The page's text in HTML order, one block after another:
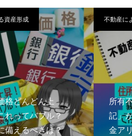
産形成
どんどん上
ってバブル？
えるべきは？
不動産によ
所有不
記」
金アリ